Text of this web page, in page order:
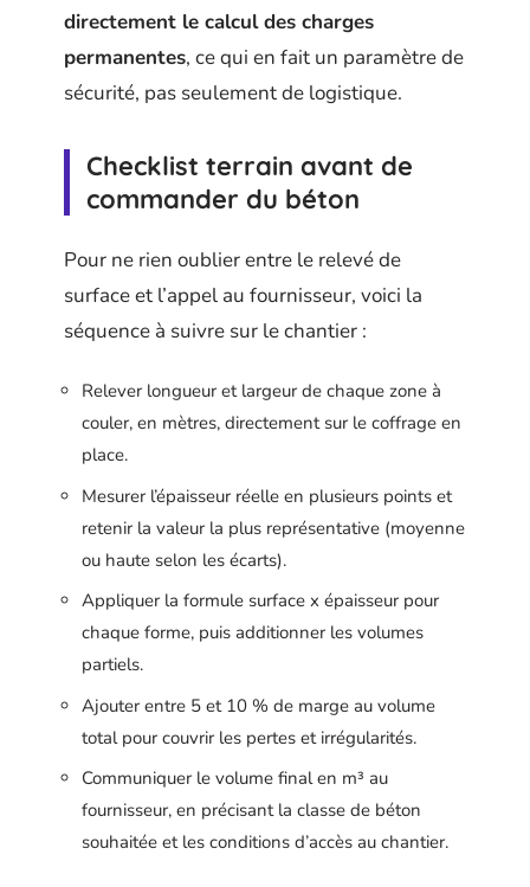
directement le calcul des charges
permanentes, ce qui en fait un paramètre de
sécurité, pas seulement de logistique.
Checklist terrain avant de
commander du béton
Pour ne rien oublier entre le relevé de
surface et l’appel au fournisseur, voici la
séquence à suivre sur le chantier :
Relever longueur et largeur de chaque zone à
couler, en mètres, directement sur le coffrage en
place.
Mesurer l’épaisseur réelle en plusieurs points et
retenir la valeur la plus représentative (moyenne
ou haute selon les écarts).
Appliquer la formule surface x épaisseur pour
chaque forme, puis additionner les volumes
partiels.
Ajouter entre 5 et 10 % de marge au volume
total pour couvrir les pertes et irrégularités.
Communiquer le volume final en m³ au
fournisseur, en précisant la classe de béton
souhaitée et les conditions d’accès au chantier.